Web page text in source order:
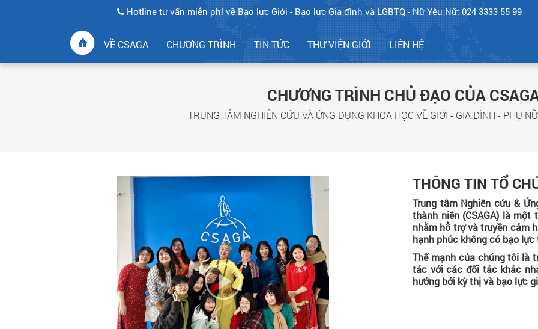
Hotline tư vấn miễn phí về Bạo lực Giới - Bạo lực Gia đình và LGBTQ - Nữ Yêu Nữ: 024 3333 55 99
VỀ CSAGA CHƯƠNG TRÌNH TIN TỨC THƯ VIỆN GIỚI LIÊN HỆ
CHƯƠNG TRÌNH CHỦ ĐẠO CỦA
TRUNG TÂM NGHIÊN CỨU VÀ ỨNG DỤNG KHOA HỌC VỀ GIỚI - GIA ĐÌNH - PHỤ
THÔNG TIN TỔ
Trung tâm Nghiên cứu &
thành niên (CSAGA) là
nhằm hỗ trợ và truyền cảm
hạnh phúc không có bạo lực
Thế mạnh của chúng tôi là
tác với các đối tác khác
hưởng bởi kỳ thị và bạo lực